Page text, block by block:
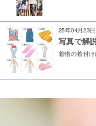
25年04月23日
写真で解